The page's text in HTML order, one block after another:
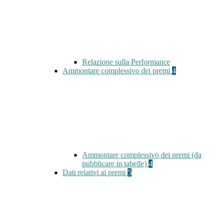
Relazione sulla Performance
Ammontare complessivo dei premi 4
Ammontare complessivo dei premi (da
pubblicare in tabelle) 4
Dati relativi ai premi 5